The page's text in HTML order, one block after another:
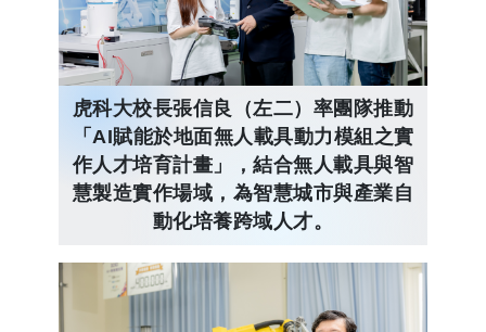
虎科大校長張信良（左二）率團隊推動
「AI賦能於地面無人載具動力模組之實
作人才培育計畫」，結合無人載具與智
慧製造實作場域，為智慧城市與產業自
動化培養跨域人才。